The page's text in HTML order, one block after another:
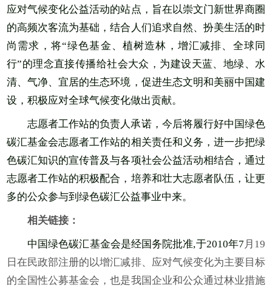
应对气候变化公益活动的站点，旨在以崇文门新世界商圈
的高频次客流为基础，结合人们追求自然、扮美生活的时
尚需求，将“绿色基金、植树造林，增汇减排、全球同
行”的理念直接传播给社会大众，为建设天蓝、地绿、水
清、气净、宜居的生态环境，促进生态文明和美丽中国建
设，积极应对全球气候变化做出贡献。
志愿者工作站的负责人承诺，今后将履行好中国绿色
碳汇基金会志愿者工作站的相关责任和义务，进一步把绿
色碳汇知识的宣传普及与各项社会公益活动相结合，通过
志愿者工作站的积极配合，培养和壮大志愿者队伍，让更
多的公众参与到绿色碳汇公益事业中来。
相关链接：
中国绿色碳汇基金会是经国务院批准,于2010年7 月19
日在民政部注册的以增汇减排、应对气候变化为主要目标
的全国性公募基金会，也是我国企业和公众通过林业措施